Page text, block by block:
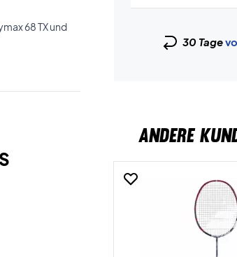
68 TX und
30 Tage
ANDERE